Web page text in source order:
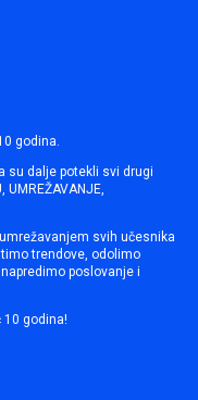
godina.
su dalje potekli svi drugi
svih učesnika
trendove, odolimo
poslovanje i
10 godina!